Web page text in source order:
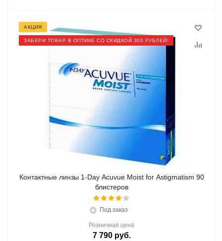
АКЦИЯ
ЗАБЕРИ ТОВАР В ОПТИКЕ СО СКИДКОЙ 300 РУБЛЕЙ!
Контактные линзы 1-Day Acuvue Moist for Astigmatism 90
блистеров
Под заказ
Розничная цена
7 790руб.